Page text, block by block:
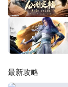
== 战前策略 放置战
五大阵营、五种阵
策略，体验排兵布
逸结合，享受纯粹
== 豪侠养成 多维体
八维立体式培养，
最新攻略